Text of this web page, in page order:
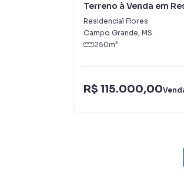
Terreno à Venda em
Residencial Flores
Campo Grande, MS
250m²
R$ 115.000,00